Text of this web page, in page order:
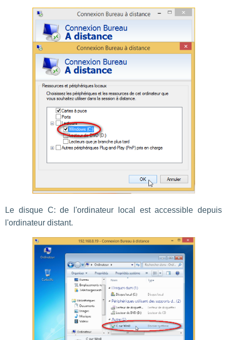
Le disque C: de l'ordinateur local est accessible depuis
l'ordinateur distant.